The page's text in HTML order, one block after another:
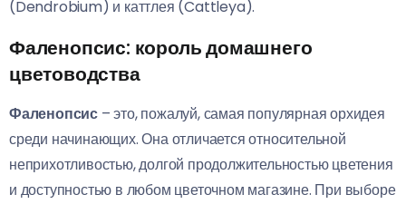
(Dendrobium) и каттлея (Cattleya).
Фаленопсис: король домашнего
цветоводства
Фаленопсис – это, пожалуй, самая популярная орхидея
среди начинающих. Она отличается относительной
неприхотливостью, долгой продолжительностью цветения
и доступностью в любом цветочном магазине. При выборе